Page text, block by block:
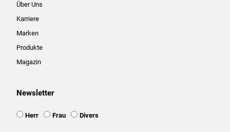
Über Uns
Karriere
Marken
Produkte
Magazin
Newsletter
Ansprache
Herr Frau Divers